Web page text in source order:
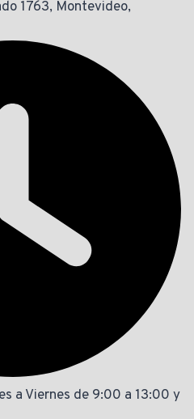
1763, Montevideo,
a Viernes de 9:00 a 13:00 y